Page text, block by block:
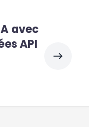
avec
API